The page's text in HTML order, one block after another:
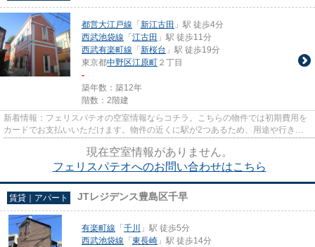
都営大江戸線 「 新江古田 」駅 徒歩4分
西武池袋線 「 江古田 」駅 徒歩11分
西武有楽町線 「 新桜台 」駅 徒歩19分
東京都中野区江原町 ２丁目
-
築年数：築12年
階数：2階建
新着情報：フェリスパテオの空室情報ならコチラ。こちらの物件では初期費用を
カードでお支払いいただけます。物件の近くに駅が2つあるため、用途や行き先
現在空室情報がありません。
フェリスパテオへのお問い合わせはこちら
賃貸｜アパート JTレジデンス豊島区千早
有楽町線 「 千川
」駅 徒歩5分
西武池袋線 「 東長崎 」駅 徒歩14分